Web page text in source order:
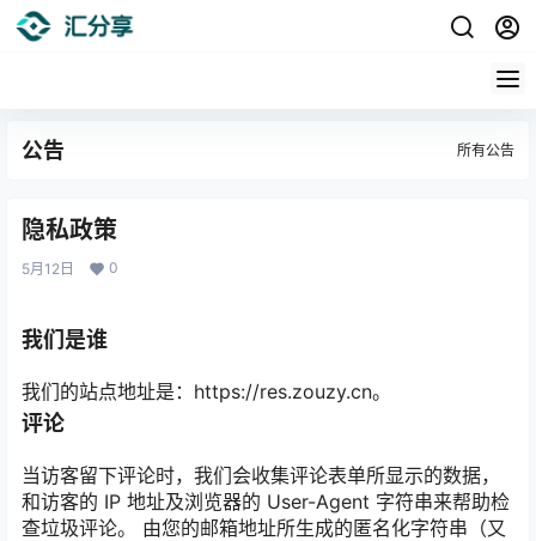
公告 所有公告
隐私政策
5月12日 0
我们是谁
我们的站点地址是：https://res.zouzy.cn。
评论
当访客留下评论时，我们会收集评论表单所显示的数据，
和访客的 IP 地址及浏览器的 User-Agent 字符串来帮助检
查垃圾评论。 由您的邮箱地址所生成的匿名化字符串（又